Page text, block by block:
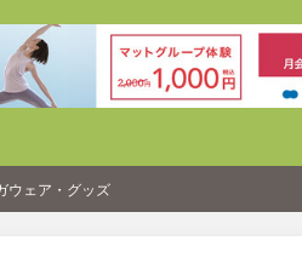
ウェア・グッズ